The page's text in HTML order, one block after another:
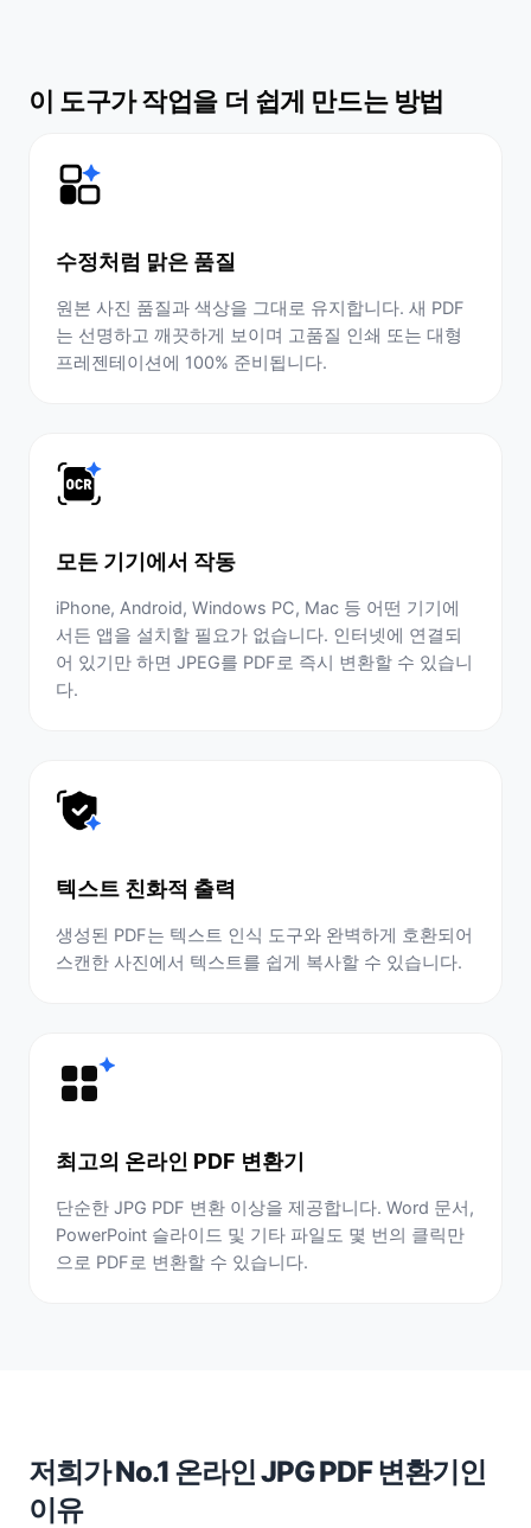
이 도구가 작업을 더 쉽게 만드는 방법
수정처럼 맑은 품질
원본 사진 품질과 색상을 그대로 유지합니다. 새 PDF
는 선명하고 깨끗하게 보이며 고품질 인쇄 또는 대형
프레젠테이션에 100% 준비됩니다.
모든 기기에서 작동
iPhone, Android, Windows PC, Mac 등 어떤 기기에
서든 앱을 설치할 필요가 없습니다. 인터넷에 연결되
어 있기만 하면 JPEG를 PDF로 즉시 변환할 수 있습니
다.
텍스트 친화적 출력
생성된 PDF는 텍스트 인식 도구와 완벽하게 호환되어
스캔한 사진에서 텍스트를 쉽게 복사할 수 있습니다.
최고의 온라인 PDF 변환기
단순한 JPG PDF 변환 이상을 제공합니다. Word 문서,
PowerPoint 슬라이드 및 기타 파일도 몇 번의 클릭만
으로 PDF로 변환할 수 있습니다.
저희가 No.1 온라인 JPG PDF 변환기인
이유